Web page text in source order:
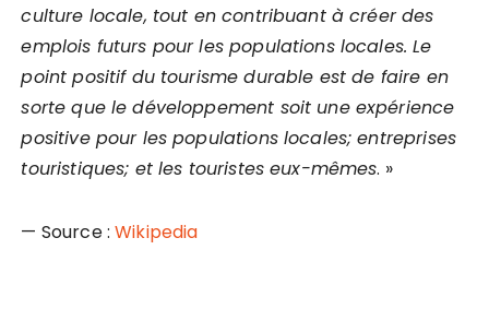
culture locale, tout en contribuant à créer des
emplois futurs pour les populations locales. Le
point positif du tourisme durable est de faire en
sorte que le développement soit une expérience
positive pour les populations locales; entreprises
touristiques; et les touristes eux-mêmes. »
— Source :Wikipedia